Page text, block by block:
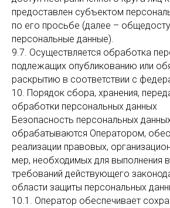
предоставлен субъектом
по его просьбе (далее –
персональные данные).
9.7. Осуществляется обработка
подлежащих опубликованию или
раскрытию в соответствии с
10. Порядок сбора, хранения,
обработки персональных данных
Безопасность персональных
обрабатываются Оператором,
реализации правовых,
мер, необходимых для выполнения
требований действующего
области защиты персональных
10.1. Оператор обеспечивает